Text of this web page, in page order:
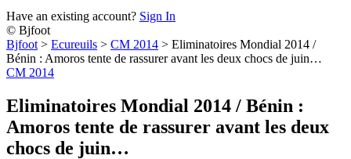
Have an existing account? Sign In
© Bjfoot
Bjfoot > Ecureuils > CM 2014 > Eliminatoires Mondial 2014 /
Bénin : Amoros tente de rassurer avant les deux chocs de juin…
CM 2014
Eliminatoires Mondial 2014 / Bénin :
Amoros tente de rassurer avant les deux
chocs de juin…